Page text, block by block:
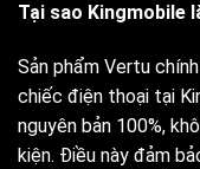
Tại sao Kingmobile
Sản phẩm Vertu
chiếc điện thoại tại
nguyên bản 100%,
kiện. Điều này đảm